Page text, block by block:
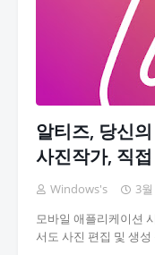
알티즈, 당신
사진작가, 직
Windows's
3
모바일 애플리케이션
서도 사진 편집 및 생